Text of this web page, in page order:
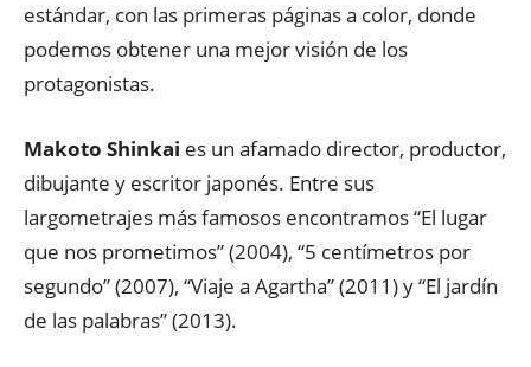
estándar, con las primeras páginas a color, donde
podemos obtener una mejor visión de los
protagonistas.
Makoto Shinkai es un afamado director, productor,
dibujante y escritor japonés. Entre sus
largometrajes más famosos encontramos “El lugar
que nos prometimos” (2004), “5 centímetros por
segundo” (2007), “Viaje a Agartha” (2011) y “El jardín
de las palabras” (2013).